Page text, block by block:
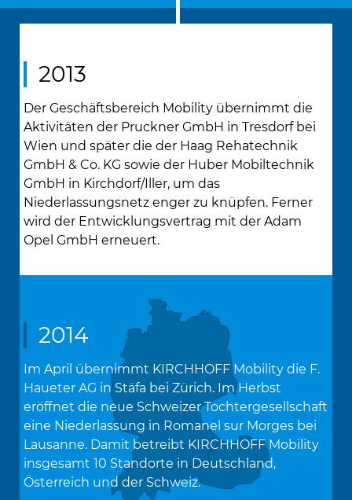
2013
Der Geschäftsbereich Mobility übernimmt die
Aktivitäten der Pruckner GmbH in Tresdorf bei
Wien und später die der Haag Rehatechnik
GmbH & Co. KG sowie der Huber Mobiltechnik
GmbH in Kirchdorf/Iller, um das
Niederlassungsnetz enger zu knüpfen. Ferner
wird der Entwicklungsvertrag mit der Adam
Opel GmbH erneuert.
2014
Im April übernimmt KIRCHHOFF Mobility die F.
Haueter AG in Stäfa bei Zürich. Im Herbst
eröffnet die neue Schweizer Tochtergesellschaft
eine Niederlassung in Romanel sur Morges bei
Lausanne. Damit betreibt KIRCHHOFF Mobility
insgesamt 10 Standorte in Deutschland,
Österreich und der Schweiz.